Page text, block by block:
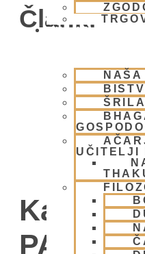
BHAKTI JOGA
UČITELJI
Članki